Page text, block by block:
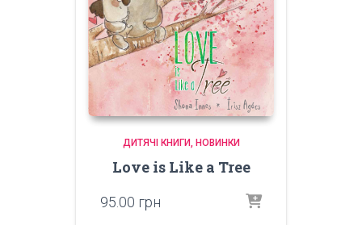
ДИТЯЧІ КНИГИ НОВИНКИ
Love is Like a Tree
95.00 грн